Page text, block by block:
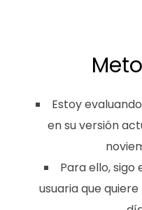
Estoy
en su versión
Para ello,
usuaria que